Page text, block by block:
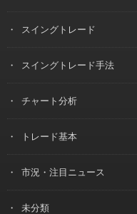
スイングトレード
スイングトレード手法
チャート分析
トレード基本
市況・注目ニュース
未分類